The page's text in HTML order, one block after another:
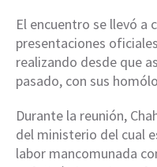
El encuentro se llevó a
presentaciones
realizando desde que
pasado, con sus
Durante la reunión,
del ministerio del cual
labor mancomunada